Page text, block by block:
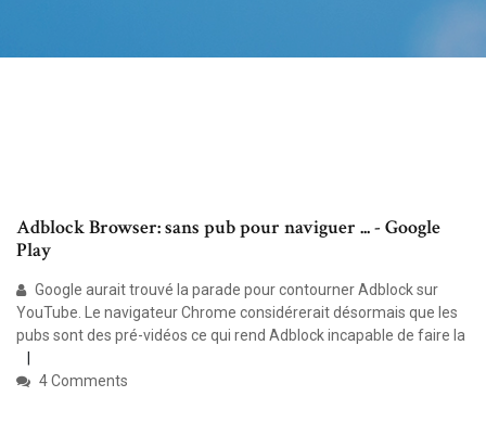
Adblock Browser: sans pub pour naviguer ... - Google
Play
Google aurait trouvé la parade pour contourner Adblock sur
YouTube. Le navigateur Chrome considérerait désormais que les
pubs sont des pré-vidéos ce qui rend Adblock incapable de faire la
4 Comments